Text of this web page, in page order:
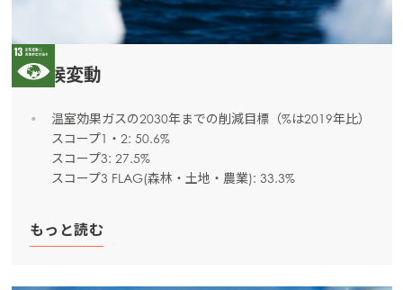
気候変動
温室効果ガスの2030年までの削減目標（%は2019年比）
スコープ1・2: 50.6%
スコープ3: 27.5%
スコープ3 FLAG(森林・土地・農業): 33.3%
もっと読む